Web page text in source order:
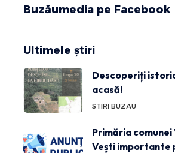
Buzăumedia pe Facebook
Ultimele știri
Descoperiți
acasă!
STIRI BUZAU
Primăria comunei
Vești importante